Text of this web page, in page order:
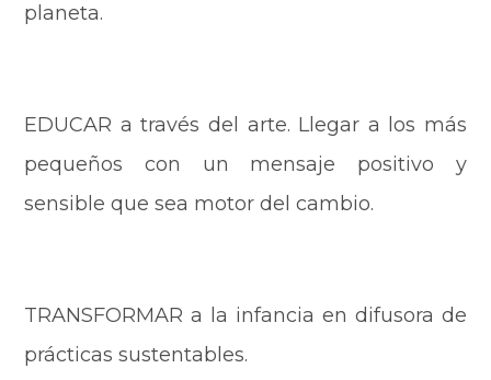
planeta.
EDUCAR a través del arte. Llegar a los más
pequeños con un mensaje positivo y
sensible que sea motor del cambio.
TRANSFORMAR a la infancia en difusora de
prácticas sustentables.